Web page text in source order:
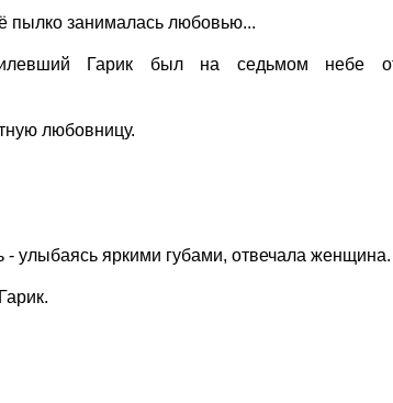
пылко занималась любовью...
Гарик был на седьмом небе
любовницу.
- улыбаясь яркими губами, отвечала женщина.